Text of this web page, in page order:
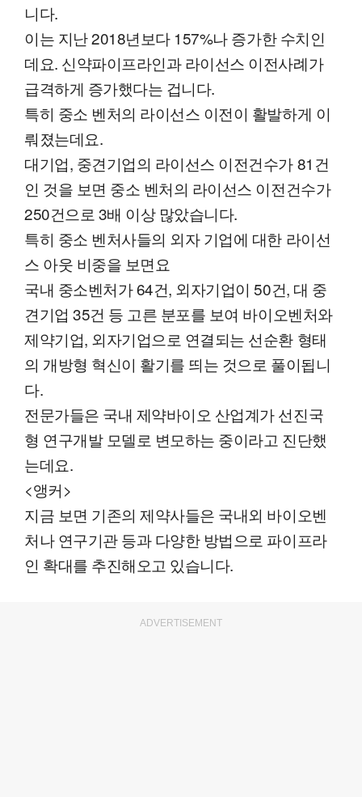
니다.
이는 지난 2018년보다 157%나 증가한 수치인
데요. 신약파이프라인과 라이선스 이전사례가
급격하게 증가했다는 겁니다.
특히 중소 벤처의 라이선스 이전이 활발하게 이
뤄졌는데요.
대기업, 중견기업의 라이선스 이전건수가 81건
인 것을 보면 중소 벤처의 라이선스 이전건수가
250건으로 3배 이상 많았습니다.
특히 중소 벤처사들의 외자 기업에 대한 라이선
스 아웃 비중을 보면요
국내 중소벤처가 64건, 외자기업이 50건, 대 중
견기업 35건 등 고른 분포를 보여 바이오벤처와
제약기업, 외자기업으로 연결되는 선순환 형태
의 개방형 혁신이 활기를 띄는 것으로 풀이됩니
다.
전문가들은 국내 제약바이오 산업계가 선진국
형 연구개발 모델로 변모하는 중이라고 진단했
는데요.
<앵커>
지금 보면 기존의 제약사들은 국내외 바이오벤
처나 연구기관 등과 다양한 방법으로 파이프라
인 확대를 추진해오고 있습니다.
ADVERTISEMENT